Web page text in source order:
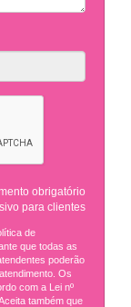
obrigatório
para clientes
de
que todas as
poderão
Os
com a Lei nº
também que